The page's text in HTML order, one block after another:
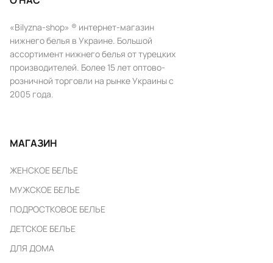
«Bilyzna-shop» ® интернет-магазин
нижнего белья в Украине. Большой
ассортимент нижнего белья от турецких
производителей. Более 15 лет оптово-
розничной торговли на рынке Украины с
2005 года.
МАГАЗИН
ЖЕНСКОЕ БЕЛЬЕ
МУЖСКОЕ БЕЛЬЕ
ПОДРОСТКОВОЕ БЕЛЬЕ
ДЕТСКОЕ БЕЛЬЕ
ДЛЯ ДОМА